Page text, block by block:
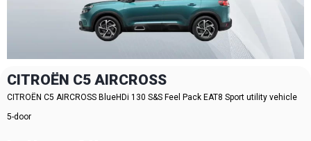
CITROËN C5 AIRCROSS
CITROËN C5 AIRCROSS BlueHDi 130 S&S Feel Pack EAT8 Sport utility vehicle
5-door